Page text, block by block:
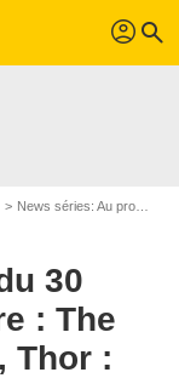
profil search
News séries: Au programme
30
: The
Thor :